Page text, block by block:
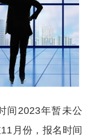
间2023年暂未公
月份，报名时间